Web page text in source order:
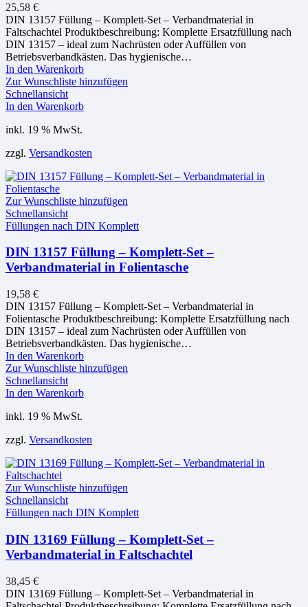
25,58 €
DIN 13157 Füllung – Komplett-Set – Verbandmaterial in
Faltschachtel Produktbeschreibung: Komplette Ersatzfüllung nach
DIN 13157 – ideal zum Nachrüsten oder Auffüllen von
Betriebsverbandkästen. Das hygienische…
In den Warenkorb
Zur Wunschliste hinzufügen
Schnellansicht
In den Warenkorb
inkl. 19 % MwSt.
zzgl. Versandkosten
Zur Wunschliste hinzufügen
Schnellansicht
Füllungen nach DIN Komplett
DIN 13157 Füllung – Komplett-Set –
Verbandmaterial in Folientasche
19,58 €
DIN 13157 Füllung – Komplett-Set – Verbandmaterial in
Folientasche Produktbeschreibung: Komplette Ersatzfüllung nach
DIN 13157 – ideal zum Nachrüsten oder Auffüllen von
Betriebsverbandkästen. Das hygienische…
In den Warenkorb
Zur Wunschliste hinzufügen
Schnellansicht
In den Warenkorb
inkl. 19 % MwSt.
zzgl. Versandkosten
Zur Wunschliste hinzufügen
Schnellansicht
Füllungen nach DIN Komplett
DIN 13169 Füllung – Komplett-Set –
Verbandmaterial in Faltschachtel
38,45 €
DIN 13169 Füllung – Komplett-Set – Verbandmaterial in